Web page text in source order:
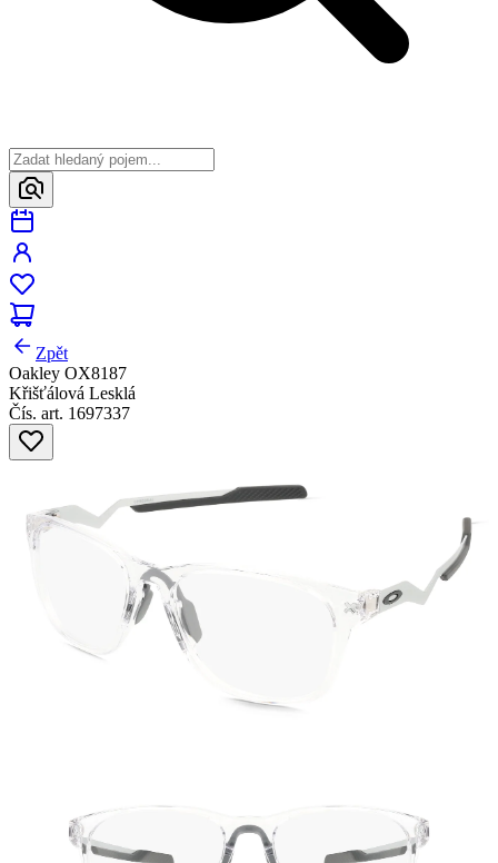
Zpět
Oakley OX8187
Křišťálová Lesklá
Čís. art. 1697337